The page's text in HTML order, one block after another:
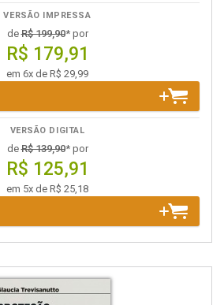
VERSÃO IMPRESSA
deR$ 199,90* por
R$ 179,91
em 6x de R$ 29,99
VERSÃO DIGITAL
deR$ 139,90* por
R$ 125,91
em 5x de R$ 25,18